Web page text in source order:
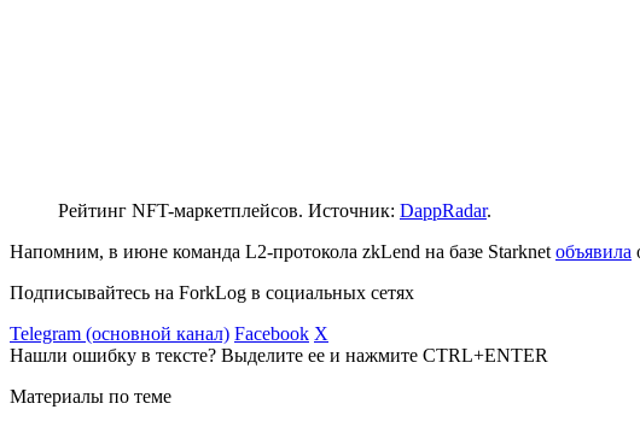
Рейтинг NFT-маркетплейсов. Источник: DappRadar.
Напомним, в июне команда L2-протокола zkLend на базе Starknet объявила
Подписывайтесь на ForkLog в социальных сетях
Telegram (основной канал) Facebook X
Нашли ошибку в тексте? Выделите ее и нажмите CTRL+ENTER
Материалы по теме